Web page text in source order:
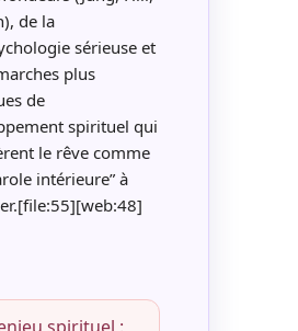
de la
sérieuse et
plus
de
spirituel qui
le rêve comme
intérieure” à